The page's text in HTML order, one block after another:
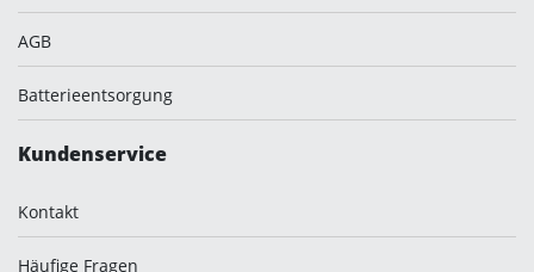
AGB
Batterieentsorgung
Kundenservice
Kontakt
Häufige Fragen